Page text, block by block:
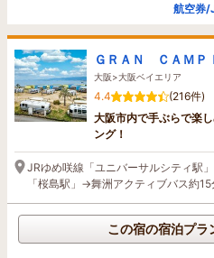
航空券/
ＧＲＡＮ ＣＡＭＰ
大阪>大阪ベイエリア
4.4
(216件)
大阪市内で手ぶらで楽
ング！
JRゆめ咲線「ユニバーサルシティ駅
「桜島駅」→舞洲アクティブバス約15
この宿の宿泊プラ